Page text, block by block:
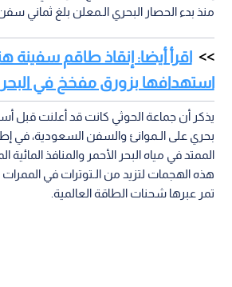
منذ بدء الحصار البحري الـمعلن بلغ ثماني
اقرأ أيضا: إنقاذ طاقم سفينة
استهدافها بزورق مفخخ في البحر
يذكر أن جماعة الحوثي كانت قد أعلنت قبل
بحري على الـموانئ والسفن السعودية، في
الممتد في مياه البحر الأحمر والمنافذ المائية
هذه الهجمات لتزيد من الـتوترات في الممرات
تمر عبرها شحنات الطاقة العالمية.